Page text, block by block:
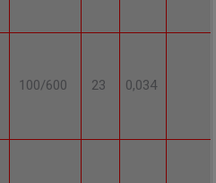
100/600 23 0,034